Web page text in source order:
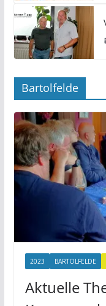
Bartolfelde
2023 BARTOLFELDE
Aktuelle